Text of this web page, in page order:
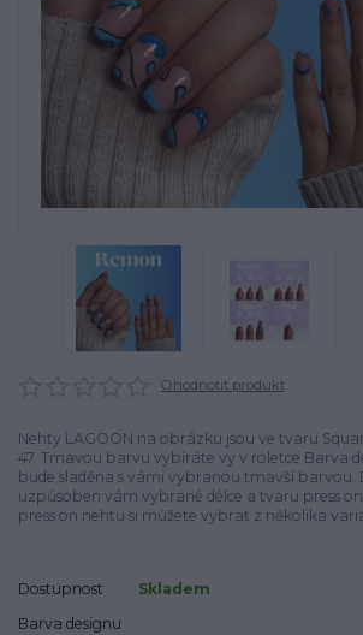
Ohodnotit produkt
Nehty LAGOON na obrázku jsou ve tvaru
47. Tmavou barvu vybíráte vy v roletce Barva
bude sladěna s vámi vybranou tmavší barvou.
uzpůsoben vám vybrané délce a tvaru press
press on nehtu si můžete vybrat z několika
Dostupnost
Skladem
Barva designu